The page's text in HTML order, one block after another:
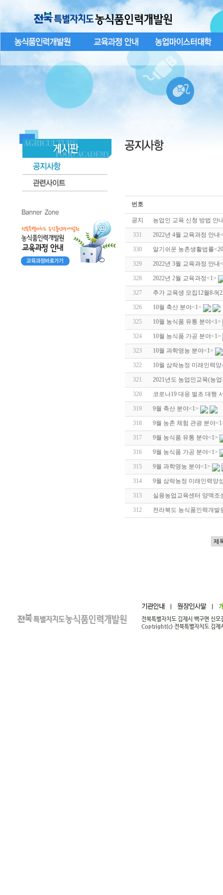
번호
공지 농업인 교육 신청 방법 안
331 2022년 4월 교육과정 안내
330 알기쉬운 농촌생활법률
329 2022년 3월 교육과정 안내
328 2022년 2월 교육과정<1>
327 추가 교육생 모집12월8-
326 10월 축산 분야<1>
325 10월 농식품 유통 분야<1>
324 10월 농식품 가공 분야<1>
323 10월 과학영농 분야<1>
322 10월 삼락농정 미래인력
321 2021년도 농업인교육(농
320 코로나19 대응 벌초 대행
319 9월 축산 분야<1>
318 9월 농촌 체험 관광 분야
317 9월 농식품 유통 분야<1>
316 9월 농식품 가공 분야<1>
315 9월 과학영농 분야<1>
314 9월 삼락농정 미래인력양
313 실용농업교육센터 양액조
312 전라북도 농식품인력개발